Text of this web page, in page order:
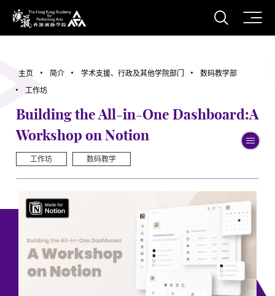
香港演艺学院
打开
主页 简介 学术支援、行政及其他学院部门
数码教学部
工作坊
Building the All-in-One Dashboard:A
Workshop on Notion
工作坊 数码教学